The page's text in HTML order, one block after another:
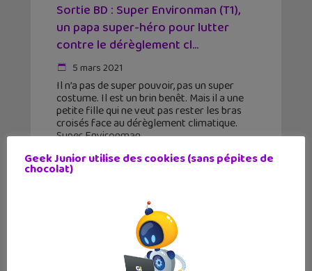
Sortie BD : Super Environman (T1),
un papa super-héro pour lutter
contre le dérèglement cl...
5 mars 2021
Il n’a pas de super pouvoir, pas un super
costume. Il est un brin benêt. Mais il a une
petite fille qui ne veut pas rester les bras
croisés face au dérèglement climatique.
Super Environman
Geek Junior utilise des cookies (sans pépites de
chocolat)